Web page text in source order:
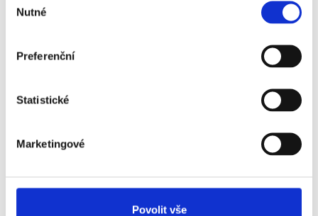
souhlasu
Nutné
Preferenční
Statistické
Marketingové
Povolit vše
Pro zaměstnance